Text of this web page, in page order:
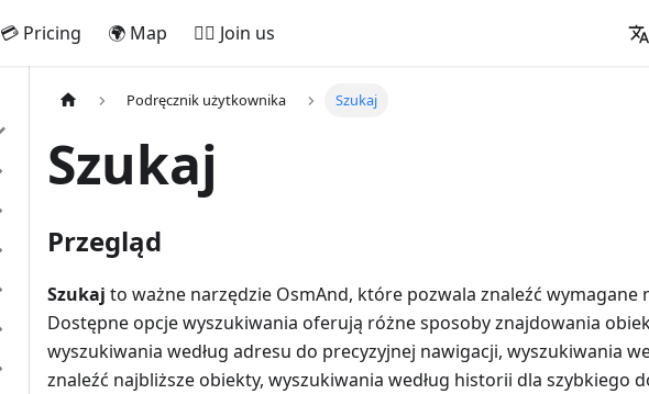
💳 Pricing 🌍 Map 🚵‍♂️ Join us
Podręcznik użytkownika Szukaj
Szukaj
Przegląd
Szukaj to ważne narzędzie OsmAnd, które pozwala znaleźć wymagane
Dostępne opcje wyszukiwania oferują różne sposoby znajdowania
wyszukiwania według adresu do precyzyjnej nawigacji, wyszukiwania
znaleźć najbliższe obiekty, wyszukiwania według historii dla szybkiego